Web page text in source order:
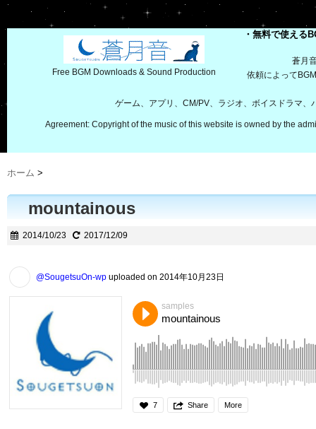
Free BGM Downloads & Sound Production
・無料で使える
蒼月
依頼によって
ゲーム、アプリ、CM/PV、ラジオ、ボイスドラマ
Agreement: Copyright of the music of this website is owned by the
ホーム >
mountainous
2014/10/23 2017/12/09
@SougetsuOn-wp uploaded on 2014年10月23日
samples
mountainous
7 Share More